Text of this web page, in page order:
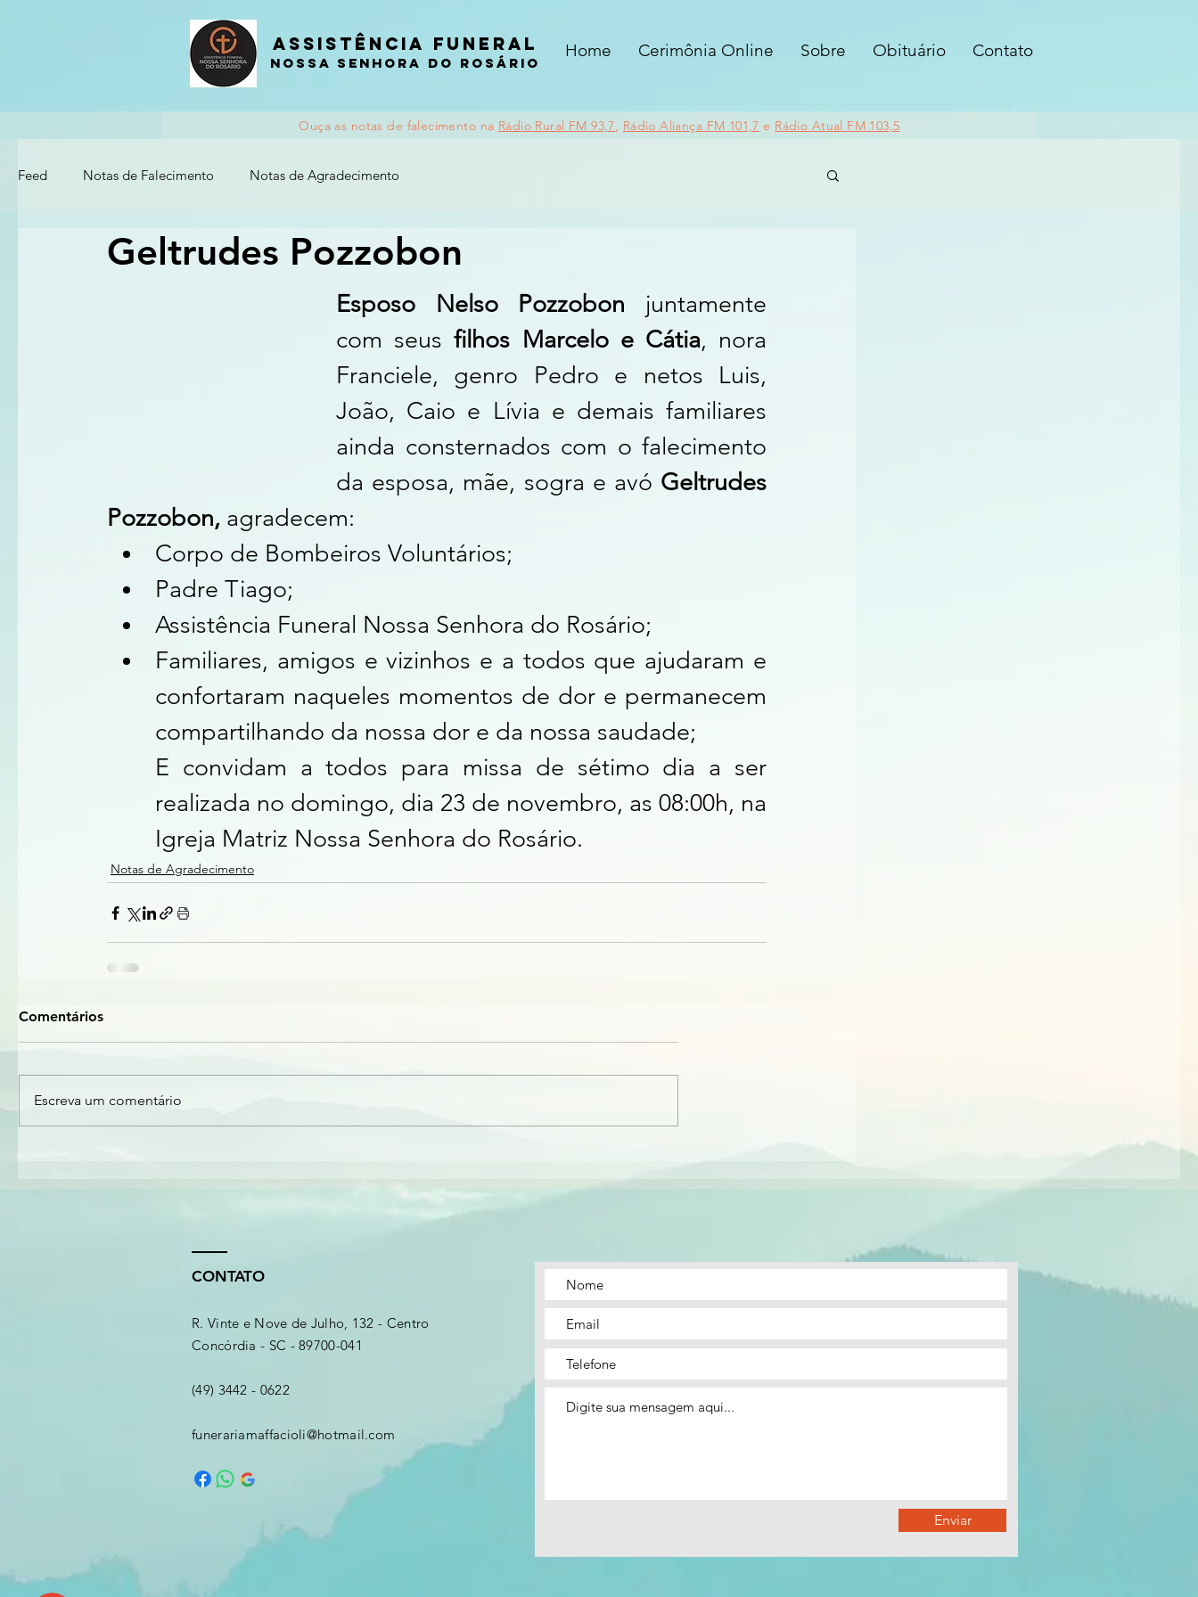
Assistência funeral
nossa senhora do rosário
Home Cerimônia Online Sobre Obituário Contato
Ouça as notas de falecimento na Rádio Rural FM 93,7, Rádio Aliança FM 101,7 e Rádio Atual FM 103,5
Feed Notas de Falecimento Notas de Agradecimento
Geltrudes Pozzobon
Esposo Nelso Pozzobon juntamente
com seus filhos Marcelo e Cátia, nora
Franciele, genro Pedro e netos Luis,
João, Caio e Lívia e demais familiares
da esposa, mãe, sogra e avó Geltrudes
Pozzobon, agradecem:
Corpo de Bombeiros Voluntários;
Padre Tiago;
Assistência Funeral Nossa Senhora do Rosário;
Familiares, amigos e vizinhos e a todos que ajudaram e
confortaram naqueles momentos de dor e permanecem
compartilhando da nossa dor e da nossa saudade;
E convidam a todos para missa de sétimo dia a ser
realizada no domingo, dia 23 de novembro, as 08:00h, na
Igreja Matriz Nossa Senhora do Rosário.
Notas de Agradecimento
Comentários
Escreva um comentário
CONTATO
R. Vinte e Nove de Julho, 132 - Centro
Concórdia - SC - 89700-041
(49) 3442 - 0622
funerariamaffacioli@hotmail.com
Enviar